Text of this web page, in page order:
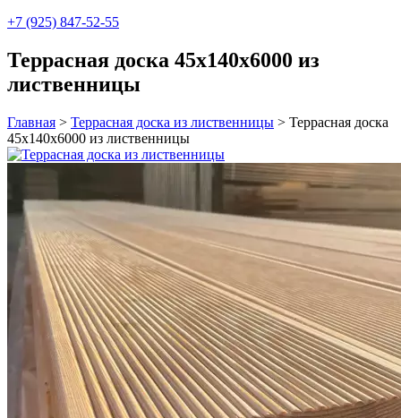
+7 (925) 847-52-55
Террасная доска 45х140х6000 из
лиственницы
Главная > Террасная доска из лиственницы > Террасная доска
45х140х6000 из лиственницы